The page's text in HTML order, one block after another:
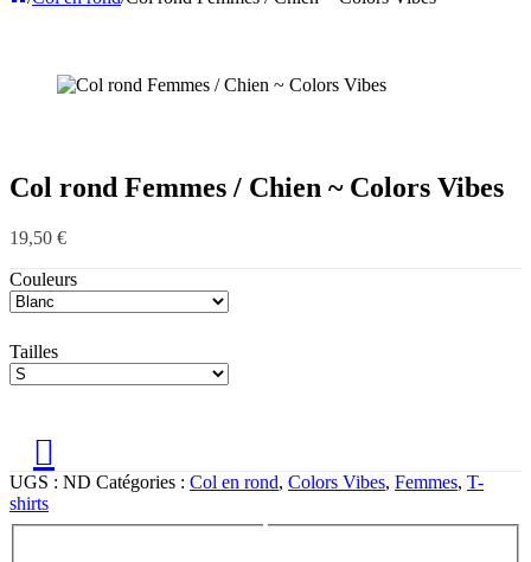
Col rond Femmes / Chien ~ Colors Vibes
19,50 €
Couleurs
Tailles
UGS : ND Catégories : Col en rond, Colors Vibes, Femmes, T-
shirts